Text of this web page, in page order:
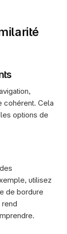
cohérent. Cela
options de
utilisez
de bordure